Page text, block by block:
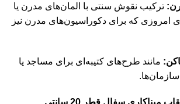
ترکیب نقوش سنتی با المان‌های مدرن یا
امروزی که برای دکوراسیون‌های مدرن نیز
مانند طرح‌های کتیبه‌ای برای مساجد یا
سفال قطر 20 سانتی